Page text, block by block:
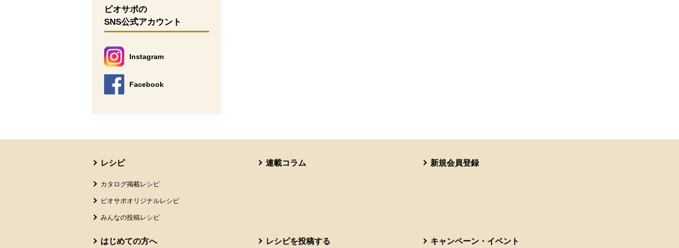
ビオサポの
SNS公式アカウント
Instagram
別のウィンドウで開きます。
Facebook
別のウィンドウで開きます。
レシピ
カタログ掲載レシピ
ビオサポオリジナルレシピ
みんなの投稿レシピ
連載コラム 新規会員登録
はじめての方へ レシピを投稿する キャンペーン・イベント